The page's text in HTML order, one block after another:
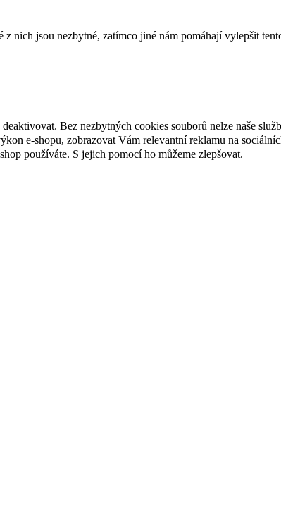
nich jsou nezbytné, zatímco jiné nám pomáhají vylepšit
Bez nezbytných cookies souborů nelze naše
e-shopu, zobrazovat Vám relevantní reklamu na
používáte. S jejich pomocí ho můžeme zlepšovat.